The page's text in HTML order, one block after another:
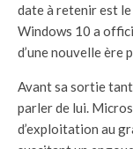
date à retenir est le
Windows 10 a
d’une nouvelle ère
Avant sa sortie
parler de lui.
d’exploitation au